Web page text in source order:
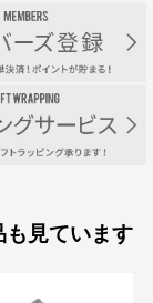
見ています